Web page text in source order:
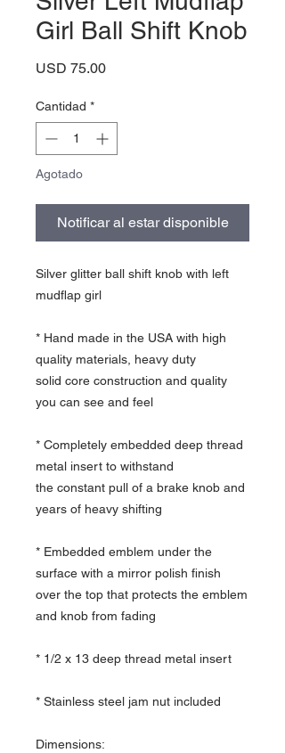
Girl Ball Shift Knob
USD 75.00Precio
Cantidad *
Agotado
Notificar al estar disponible
Silver glitter ball shift knob with left
mudflap girl
* Hand made in the USA with high
quality materials, heavy duty
solid core construction and quality
you can see and feel
* Completely embedded deep thread
metal insert to withstand
the constant pull of a brake knob and
years of heavy shifting
* Embedded emblem under the
surface with a mirror polish finish
over the top that protects the emblem
and knob from fading
* 1/2 x 13 deep thread metal insert
* Stainless steel jam nut included
Dimensions: